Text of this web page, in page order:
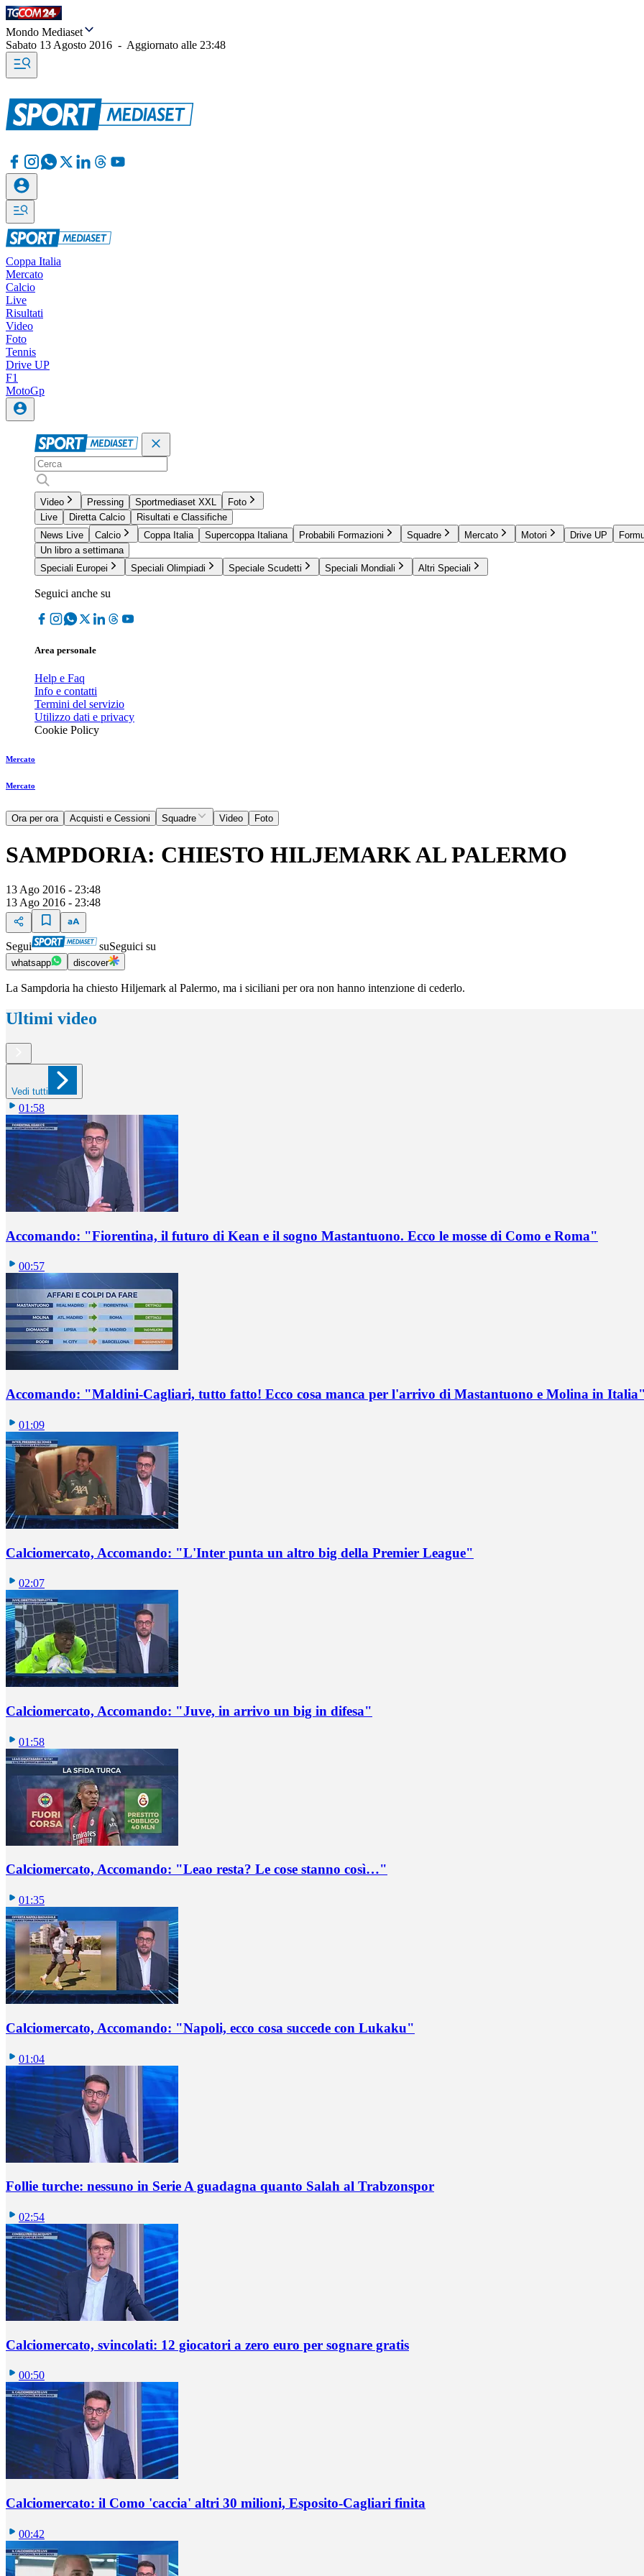
Mondo Mediaset
Sabato 13 Agosto 2016 - Aggiornato alle 23:48
Coppa Italia
Mercato
Calcio
Live
Risultati
Video
Foto
Tennis
Drive UP
F1
MotoGp
Video Pressing Sportmediaset XXL
Foto
Live
Diretta Calcio
Risultati e Classifiche
News Live
Calcio Coppa Italia Supercoppa Italiana Probabili Formazioni Squadre Mercato Motori Drive UP
Un libro a settimana
Speciali Europei
Speciali Olimpiadi Speciale Scudetti Speciali Mondiali Altri Speciali
Seguici anche su
Area personale
Help e Faq
Info e contatti
Termini del servizio
Utilizzo dati e privacy
Cookie Policy
Mercato
Mercato
Ora per ora Acquisti e Cessioni Squadre Video Foto
SAMPDORIA: CHIESTO HILJEMARK AL PALERMO
13 Ago 2016 - 23:48
13 Ago 2016 - 23:48
Segui suSeguici su
whatsapp discover
La Sampdoria ha chiesto Hiljemark al Palermo, ma i siciliani per ora non hanno intenzione di cederlo.
Ultimi video
Vedi tutti
01:58
Accomando: "Fiorentina, il futuro di Kean e il sogno Mastantuono. Ecco le mosse di Como e Roma"
00:57
Accomando: "Maldini-Cagliari, tutto fatto! Ecco cosa manca per l'arrivo di Mastantuono e Molina in
01:09
Calciomercato, Accomando: "L'Inter punta un altro big della Premier League"
02:07
Calciomercato, Accomando: "Juve, in arrivo un big in difesa"
01:58
Calciomercato, Accomando: "Leao resta? Le cose stanno così…"
01:35
Calciomercato, Accomando: "Napoli, ecco cosa succede con Lukaku"
01:04
Follie turche: nessuno in Serie A guadagna quanto Salah al Trabzonspor
02:54
Calciomercato, svincolati: 12 giocatori a zero euro per sognare gratis
00:50
Calciomercato: il Como 'caccia' altri 30 milioni, Esposito-Cagliari finita
00:42